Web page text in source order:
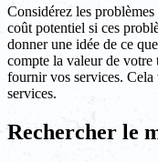
Considérez les
coût potentiel si ces
donner une idée de ce
compte la valeur de votre
fournir vos services. Cela
services.
Rechercher le